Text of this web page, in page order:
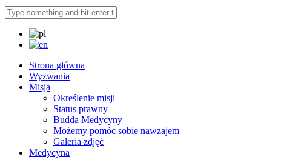
Strona główna
Wyzwania
Misja
Określenie misji
Status prawny
Budda Medycyny
Możemy pomóc sobie nawzajem
Galeria zdjęć
Medycyna